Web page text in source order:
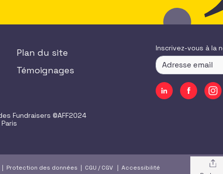
Plan du site
Témoignages
Fundraisers ©AFF2024
Inscrivez-vous à la
| Protection des données | CGU /CGV| Accessibilité